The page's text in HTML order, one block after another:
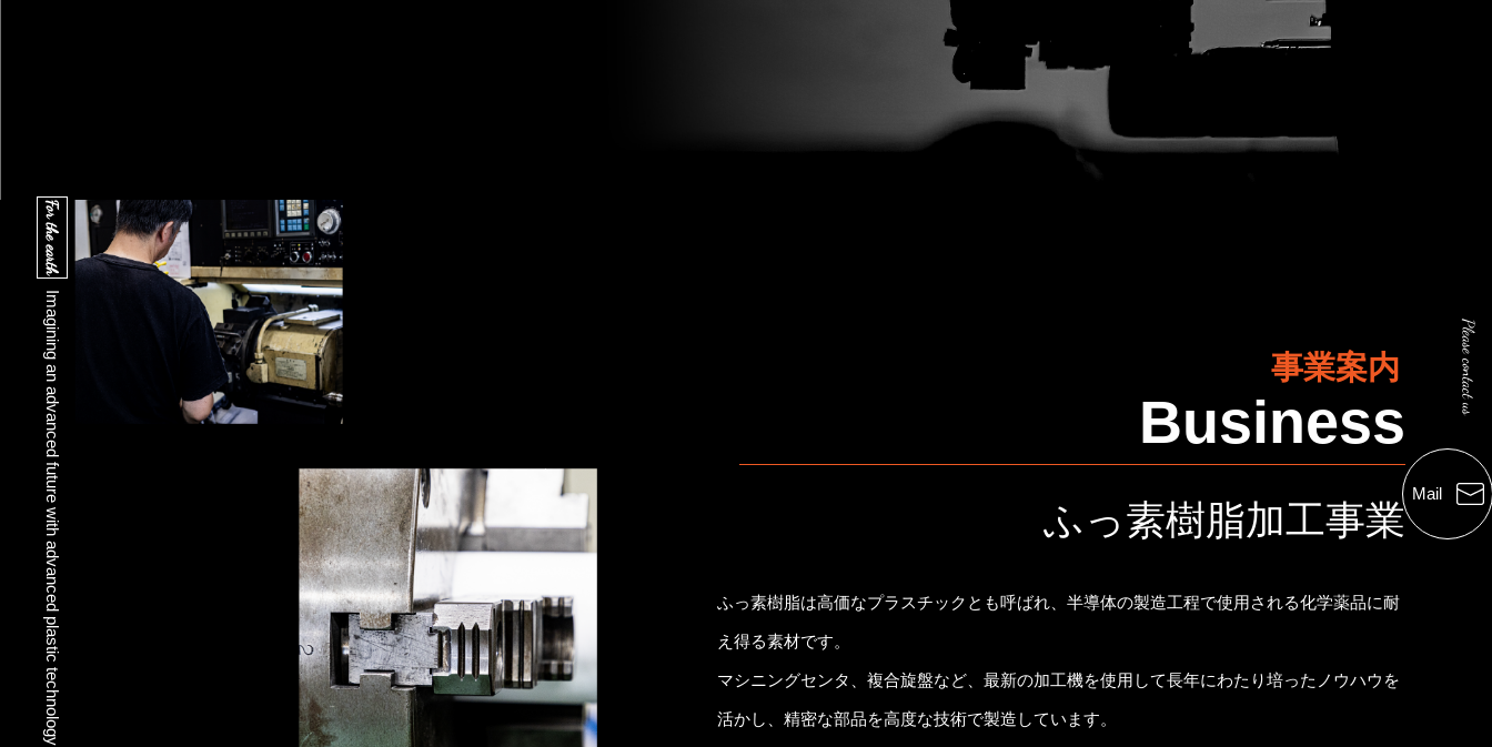
For the earth
Imagining an advanced future with advanced plastic technology Please contact us
Mail
事業案内
Business
ふっ素樹脂加工事業
ふっ素樹脂は高価なプラスチックとも呼ばれ、半導体の製造工程で使用される化学薬品に耐
え得る素材です。
マシニングセンタ、複合旋盤など、最新の加工機を使用して長年にわたり培ったノウハウを
活かし、精密な部品を高度な技術で製造しています。